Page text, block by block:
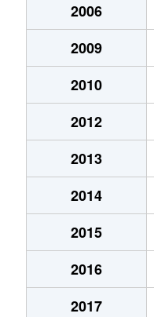
2006
2009
2010
2012
2013
2014
2015
2016
2017